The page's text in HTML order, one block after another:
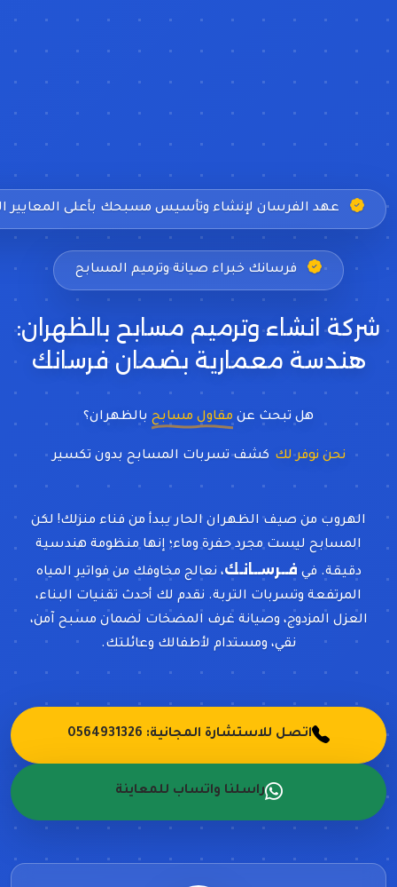
عهد الفرسان لإنشاء وتأسيس مسبحك بأعلى المعايير
فرسانك خبراء صيانة وترميم المسابح
شركة انشاء وترميم مسابح بالظهران:
هندسة معمارية بضمان فرسانك
هل تبحث عن مقاول مسابح بالظهران؟
نحن نوفر لك كشف تسربات المسابح
الهروب من صيف الظهران الحار يبدأ من فناء منزلك! لكن
المسابح ليست مجرد حفرة وماء؛ إنها منظومة هندسية
دقيقة. في فــرســانـك، نعالج مخاوفك من فواتير المياه
المرتفعة وتسربات التربة. نقدم لك أحدث تقنيات البناء،
العزل المزدوج، وصيانة غرف المضخات لضمان مسبح آمن،
نقي، ومستدام لأطفالك وعائلتك.
اتصل للاستشارة المجانية: 0564931326
راسلنا واتساب للمعاينة